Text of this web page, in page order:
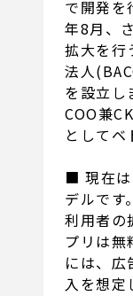
で開発を
年8月、
拡大を行
法人
を設立し
COO兼
としてベ
■ 現在は
デルです。
利用者の
プリは無
には、広
入を想定